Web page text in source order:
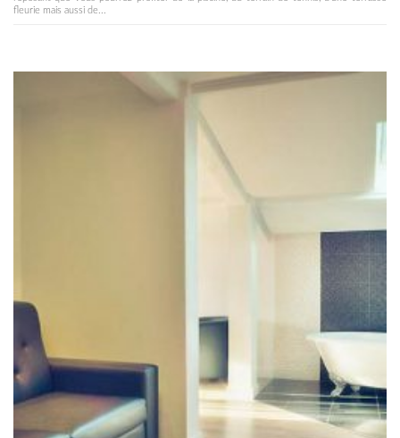
fleurie mais aussi de...